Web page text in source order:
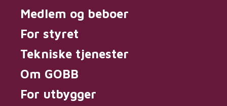
Medlem og beboer
For styret
Tekniske tjenester
Om GOBB
For utbygger